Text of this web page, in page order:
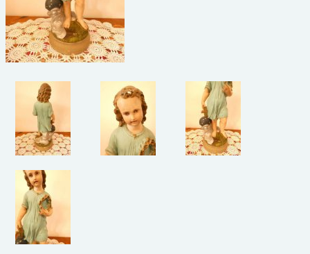
schilderijen
porselein/aardewerk
medailles/munten/bankbiljetten
ets/tekening/litho/gravure
glaswerk
lamp/luchter
speelgoed
zilverwerk